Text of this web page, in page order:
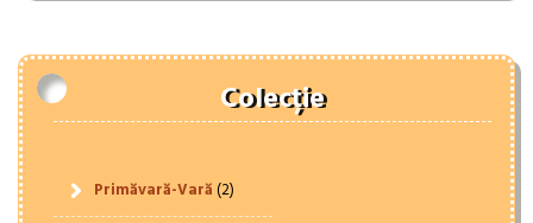
Colecție
Primăvară-Vară(2)